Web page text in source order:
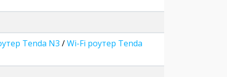
Tenda N3 /Wi-Fi роутер Tenda